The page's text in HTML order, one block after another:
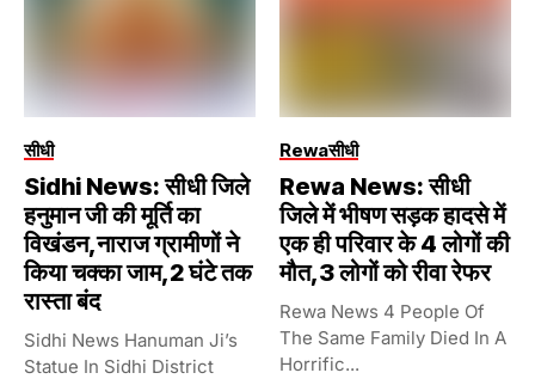
सीधी
Sidhi News: सीधी जिले
हनुमान जी की मूर्ति का
विखंडन,नाराज ग्रामीणों ने
किया चक्का जाम,2 घंटे तक
रास्ता बंद
Sidhi News Hanuman Ji’s
Statue In Sidhi District
Rewaसीधी
Rewa News: सीधी
जिले में भीषण सड़क हादसे में
एक ही परिवार के 4 लोगों की
मौत,3 लोगों को रीवा रेफर
Rewa News 4 People Of
The Same Family Died In A
Horrific...